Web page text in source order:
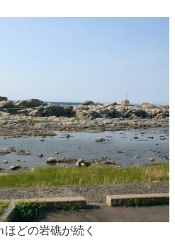
どの岩礁が続く